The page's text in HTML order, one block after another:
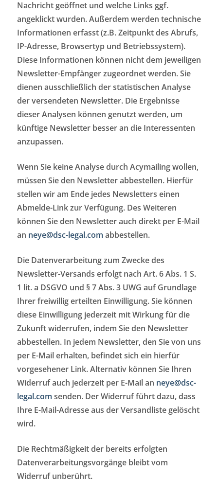
Nachricht geöffnet und welche Links ggf.
angeklickt wurden. Außerdem werden technische
Informationen erfasst (z.B. Zeitpunkt des Abrufs,
IP-Adresse, Browsertyp und Betriebssystem).
Diese Informationen können nicht dem jeweiligen
Newsletter-Empfänger zugeordnet werden. Sie
dienen ausschließlich der statistischen Analyse
der versendeten Newsletter. Die Ergebnisse
dieser Analysen können genutzt werden, um
künftige Newsletter besser an die Interessenten
anzupassen.
Wenn Sie keine Analyse durch Acymailing wollen,
müssen Sie den Newsletter abbestellen. Hierfür
stellen wir am Ende jedes Newsletters einen
Abmelde-Link zur Verfügung. Des Weiteren
können Sie den Newsletter auch direkt per E-Mail
an neye@dsc-legal.com abbestellen.
Die Datenverarbeitung zum Zwecke des
Newsletter-Versands erfolgt nach Art. 6 Abs. 1 S.
1 lit. a DSGVO und § 7 Abs. 3 UWG auf Grundlage
Ihrer freiwillig erteilten Einwilligung. Sie können
diese Einwilligung jederzeit mit Wirkung für die
Zukunft widerrufen, indem Sie den Newsletter
abbestellen. In jedem Newsletter, den Sie von uns
per E-Mail erhalten, befindet sich ein hierfür
vorgesehener Link. Alternativ können Sie Ihren
Widerruf auch jederzeit per E-Mail an neye@dsc-
legal.com senden. Der Widerruf führt dazu, dass
Ihre E-Mail-Adresse aus der Versandliste gelöscht
wird.
Die Rechtmäßigkeit der bereits erfolgten
Datenverarbeitungsvorgänge bleibt vom
Widerruf unberührt.